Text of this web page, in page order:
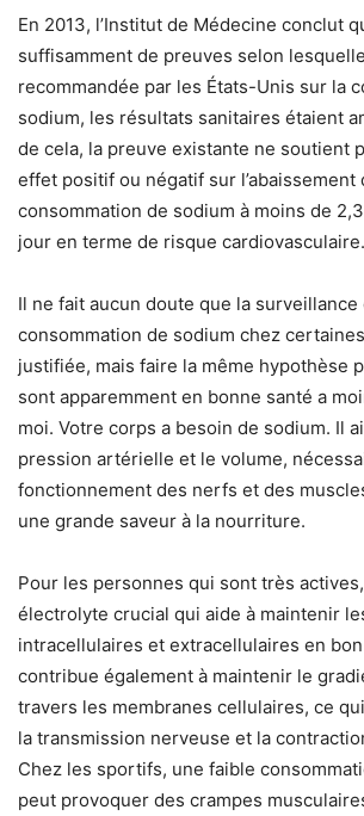
En 2013, l’Institut de Médecine conclut
suffisamment de preuves selon
recommandée par les États-Unis sur la
sodium, les résultats sanitaires étaient
de cela, la preuve existante ne soutient
effet positif ou négatif sur l’abaissement
consommation de sodium à moins de
jour en terme de risque cardiovasculaire.
Il ne fait aucun doute que la surveillance
consommation de sodium chez
justifiée, mais faire la même hypothèse
sont apparemment en bonne santé a
moi. Votre corps a besoin de sodium. Il
pression artérielle et le volume,
fonctionnement des nerfs et des
une grande saveur à la nourriture.
Pour les personnes qui sont très
électrolyte crucial qui aide à maintenir
intracellulaires et extracellulaires en
contribue également à maintenir le
travers les membranes cellulaires, ce
la transmission nerveuse et la
Chez les sportifs, une faible
peut provoquer des crampes